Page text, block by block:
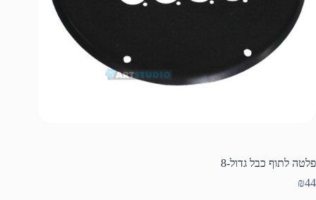
פלטה לתוף כבל גדול-8
₪44